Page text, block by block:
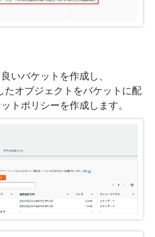
いバケットを作成し、
オブジェクトをバケットに配
トポリシーを作成します。